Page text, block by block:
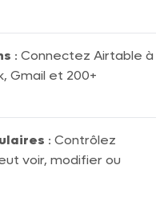
: Connectez Airtable à
Gmail et 200+
: Contrôlez
voir, modifier ou